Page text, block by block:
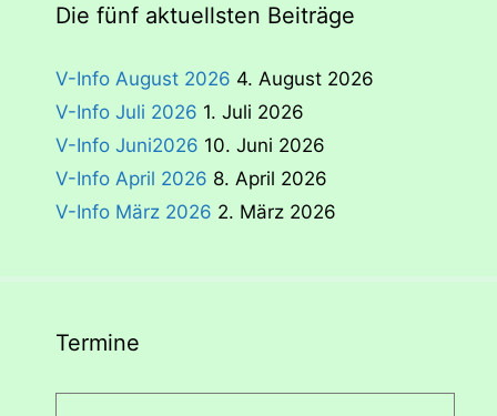
Die fünf aktuellsten Beiträge
V-Info August 2026 4. August 2026
V-Info Juli 2026 1. Juli 2026
V-Info Juni2026 10. Juni 2026
V-Info April 2026 8. April 2026
V-Info März 2026 2. März 2026
Termine